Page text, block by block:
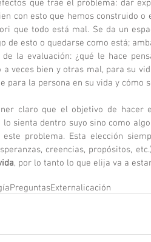
que trae el problema: dar
con esto que hemos construido o
que todo está mal. Se da un
de esto o quedarse como está;
de la evaluación: ¿qué le hace
a veces bien y otras mal, para su
para la persona en su vida y cómo
claro que el objetivo de hacer
lo sienta dentro suyo sino como
este problema. Esta elección
creencias, propósitos,
, por lo tanto lo que elija va a
PreguntasExternalicación